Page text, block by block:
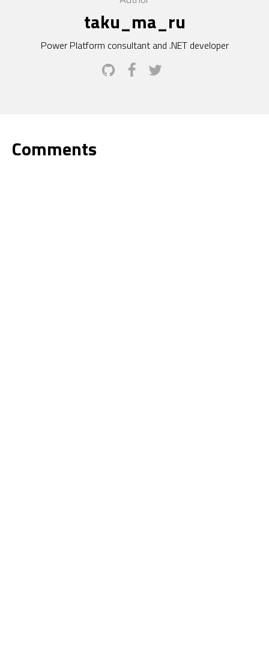
taku_ma_ru
Power Platform consultant and .NET developer
Comments